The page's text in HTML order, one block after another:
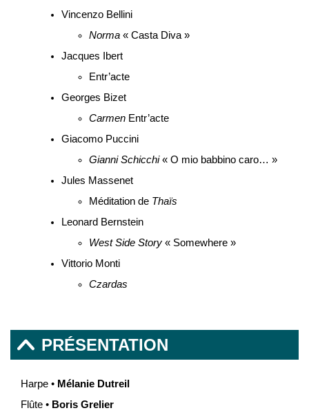
Vincenzo Bellini
Norma « Casta Diva »
Jacques Ibert
Entr’acte
Georges Bizet
Carmen Entr’acte
Giacomo Puccini
Gianni Schicchi« O mio babbino caro… »
Jules Massenet
Méditation de Thaïs
Leonard Bernstein
West Side Story « Somewhere »
Vittorio Monti
Czardas
PRÉSENTATION
Harpe • Mélanie Dutreil
Flûte • Boris Grelier